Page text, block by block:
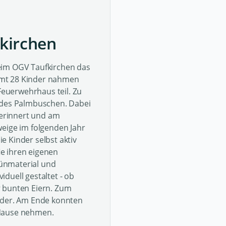
OGV Taufkirchen das
28 Kinder nahmen
teil. Zu
Palmbuschen. Dabei
und am
im folgenden Jahr
Kinder selbst aktiv
ihren eigenen
und
gestaltet - ob
Eiern. Zum
Am Ende konnten
nehmen.